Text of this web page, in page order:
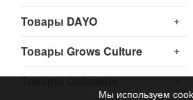
+
Товары DAYO
+
Товары Grows Culture
+
Товары Columbia
Мы используем